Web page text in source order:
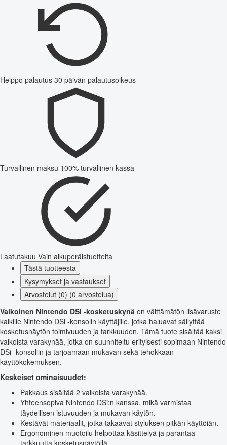
Helppo palautus 30 päivän palautusoikeus
Turvallinen maksu 100% turvallinen kassa
Laatutakuu Vain alkuperäistuotteita
Tästä tuotteesta
Kysymykset ja vastaukset
Arvostelut (0) (0 arvostelua)
Valkoinen Nintendo DSi -kosketuskynä on välttämätön lisävaruste
kaikille Nintendo DSi -konsolin käyttäjille, jotka haluavat säilyttää
kosketusnäytön toimivuuden ja tarkkuuden. Tämä tuote sisältää kaksi
valkoista varakynää, jotka on suunniteltu erityisesti sopimaan Nintendo
DSi -konsoliin ja tarjoamaan mukavan sekä tehokkaan
käyttökokemuksen.
Keskeiset ominaisuudet:
Pakkaus sisältää 2 valkoista varakynää.
Yhteensopiva Nintendo DSi:n kanssa, mikä varmistaa
täydellisen istuvuuden ja mukavan käytön.
Kestävät materiaalit, jotka takaavat styluksen pitkän käyttöiän.
Ergonominen muotoilu helpottaa käsittelyä ja parantaa
tarkkuutta kosketusnäytöllä.